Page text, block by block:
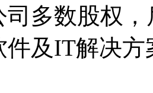
司多数股权
件及IT解决方